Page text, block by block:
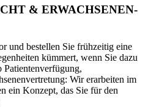
& ERWACHSENEN-
und bestellen Sie frühzeitig eine
kümmert, wenn Sie dazu
Wir erarbeiten im
ein Konzept, das Sie für den